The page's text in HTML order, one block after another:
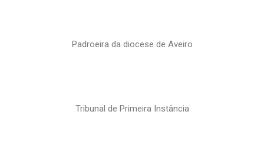
Padroeira da diocese de Aveiro
Tribunal de Primeira Instância